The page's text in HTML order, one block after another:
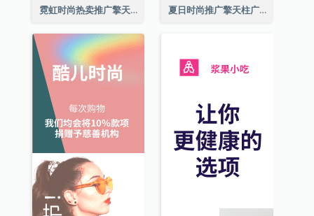
霓虹时尚热卖推广擎天柱广告 夏日时尚推广擎天柱广告